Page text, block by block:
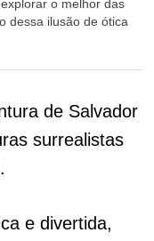
o melhor das
dessa ilusão de ótica
de Salvador
surrealistas
e divertida,